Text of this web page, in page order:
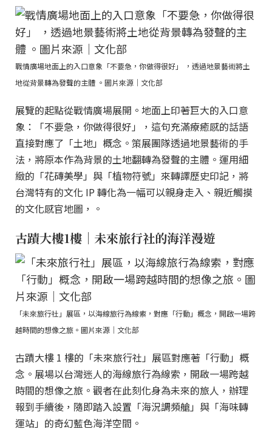
戰情廣場地面上的入口意象「不要急，你做得很好」 ，透過地景藝術將土
地從背景轉為發聲的主體 。圖片來源｜文化部
展覽的起點從戰情廣場展開。地面上印著巨大的入口意
象：「不要急，你做得很好」，這句充滿療癒感的話語
直接對應了「土地」概念。策展團隊透過地景藝術的手
法，將原本作為背景的土地翻轉為發聲的主體。運用細
緻的「花磚美學」與「植物符號」來轉譯歷史印記，將
台灣特有的文化 IP 轉化為一幅可以親身走入、親近觸摸
的文化感官地圖，。
古蹟大樓1樓｜未來旅行社的海洋漫遊
「未來旅行社」展區，以海線旅行為線索，對應「行動」概念，開啟一場跨
越時間的想像之旅。圖片來源｜文化部
古蹟大樓 1 樓的「未來旅行社」展區對應著「行動」概
念。展場以台灣迷人的海線旅行為線索，開啟一場跨越
時間的想像之旅。觀者在此刻化身為未來的旅人，辦理
報到手續後，隨即踏入設置「海況調頻艙」與「海味轉
運站」的奇幻藍色海洋空間。